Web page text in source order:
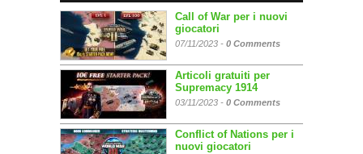
Call of War per i nuovi
giocatori
07/11/2023 - 0 Comments
Articoli gratuiti per
Supremacy 1914
03/11/2023 - 0 Comments
Conflict of Nations per i
nuovi giocatori